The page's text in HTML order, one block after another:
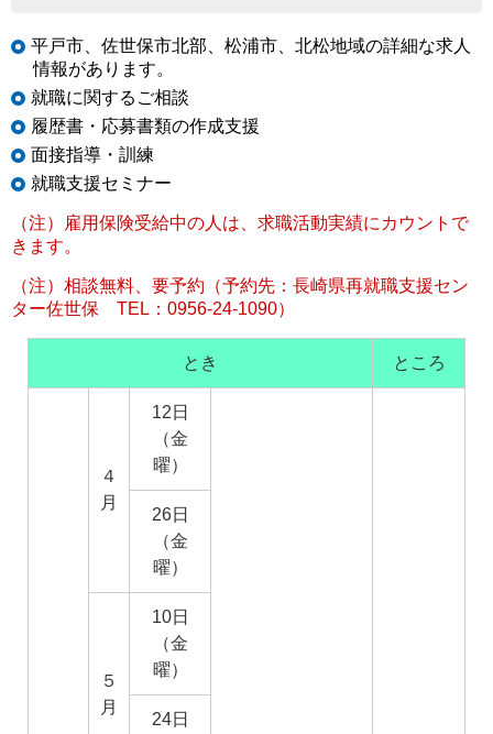
平戸市、佐世保市北部、松浦市、北松地域の詳細な求人
情報があります。
就職に関するご相談
履歴書・応募書類の作成支援
面接指導・訓練
就職支援セミナー
（注）雇用保険受給中の人は、求職活動実績にカウントで
きます。
（注）相談無料、要予約（予約先：長崎県再就職支援セン
ター佐世保 TEL：0956-24-1090）
とき ところ
４
月
12日
（金
曜）
26日
（金
曜）
５
月
10日
（金
曜）
24日